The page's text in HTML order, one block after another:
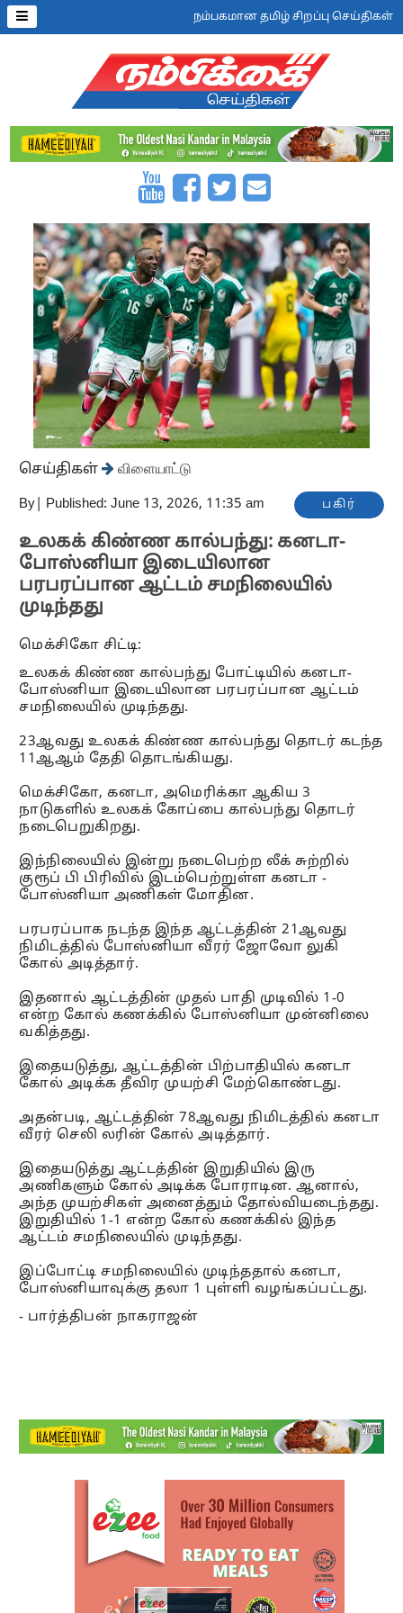
நம்பகமான தமிழ் சிறப்பு செய்திகள்
செய்திகள் விளையாட்டு
By Published: June 13, 2026, 11:35 am பகிர்
உலகக் கிண்ண கால்பந்து: கனடா-
போஸ்னியா இடையிலான
பரபரப்பான ஆட்டம் சமநிலையில்
முடிந்தது
மெக்சிகோ சிட்டி:
உலகக் கிண்ண கால்பந்து போட்டியில் கனடா-
போஸ்னியா இடையிலான பரபரப்பான ஆட்டம்
சமநிலையில் முடிந்தது.
23ஆவது உலகக் கிண்ண கால்பந்து தொடர் கடந்த
11ஆஆம் தேதி தொடங்கியது.
மெக்சிகோ, கனடா, அமெரிக்கா ஆகிய 3
நாடுகளில் உலகக் கோப்பை கால்பந்து தொடர்
நடைபெறுகிறது.
இந்நிலையில் இன்று நடைபெற்ற லீக் சுற்றில்
குரூப் பி பிரிவில் இடம்பெற்றுள்ள கனடா -
போஸ்னியா அணிகள் மோதின.
பரபரப்பாக நடந்த இந்த ஆட்டத்தின் 21ஆவது
நிமிடத்தில் போஸ்னியா வீரர் ஜோவோ லுகி
கோல் அடித்தார்.
இதனால் ஆட்டத்தின் முதல் பாதி முடிவில் 1-0
என்ற கோல் கணக்கில் போஸ்னியா முன்னிலை
வகித்தது.
இதையடுத்து, ஆட்டத்தின் பிற்பாதியில் கனடா
கோல் அடிக்க தீவிர முயற்சி மேற்கொண்டது.
அதன்படி, ஆட்டத்தின் 78ஆவது நிமிடத்தில் கனடா
வீரர் செலி லரின் கோல் அடித்தார்.
இதையடுத்து ஆட்டத்தின் இறுதியில் இரு
அணிகளும் கோல் அடிக்க போராடின. ஆனால்,
அந்த முயற்சிகள் அனைத்தும் தோல்வியடைந்தது.
இறுதியில் 1-1 என்ற கோல் கணக்கில் இந்த
ஆட்டம் சமநிலையில் முடிந்தது.
இப்போட்டி சமநிலையில் முடிந்ததால் கனடா,
போஸ்னியாவுக்கு தலா 1 புள்ளி வழங்கப்பட்டது.
- பார்த்திபன் நாகராஜன்